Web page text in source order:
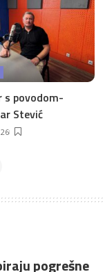
s povodom-
Stević
pogrešne